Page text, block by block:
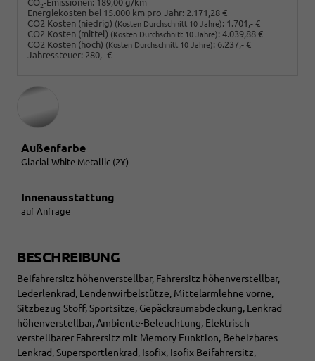
CO2-Emissionen: 189,00 g/km
Energiekosten bei 15.000 km pro Jahr: 2.171,28 €
CO2 Kosten (niedrig) (Kosten Durchschnitt 10 Jahre): 1.701,- €
CO2 Kosten (mittel) (Kosten Durchschnitt 10 Jahre): 4.039,88 €
CO2 Kosten (hoch) (Kosten Durchschnitt 10 Jahre): 6.237,- €
Jahressteuer: 280,- €
Außenfarbe
Glacial White Metallic (2Y)
Innenausstattung
auf Anfrage
BESCHREIBUNG
Beifahrersitz höhenverstellbar, Fahrersitz höhenverstellbar,
Lederlenkrad, Lendenwirbelstütze, Mittelarmlehne vorne,
Sitzbezug Stoff, Sportsitze, Gepäckraumabdeckung, Lenkrad
höhenverstellbar, Ambiente-Beleuchtung, Elektrisch
verstellbarer Fahrersitz mit Memory Funktion, Beheizbares
Lenkrad, Supersportlenkrad, Isofix, Isofix Beifahrersitz,